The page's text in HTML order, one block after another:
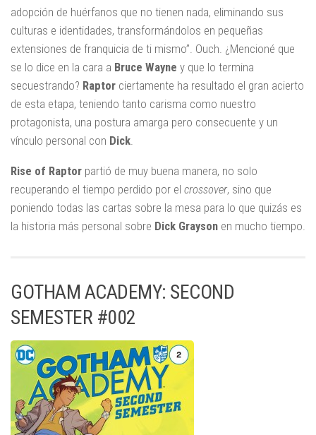
adopción de huérfanos que no tienen nada, eliminando sus
culturas e identidades, transformándolos en pequeñas
extensiones de franquicia de ti mismo”. Ouch. ¿Mencioné que
se lo dice en la cara a Bruce Wayne y que lo termina
secuestrando? Raptor ciertamente ha resultado el gran acierto
de esta etapa, teniendo tanto carisma como nuestro
protagonista, una postura amarga pero consecuente y un
vínculo personal con Dick.
Rise of Raptor partió de muy buena manera, no solo
recuperando el tiempo perdido por el crossover, sino que
poniendo todas las cartas sobre la mesa para lo que quizás es
la historia más personal sobre Dick Grayson en mucho tiempo.
GOTHAM ACADEMY: SECOND
SEMESTER #002